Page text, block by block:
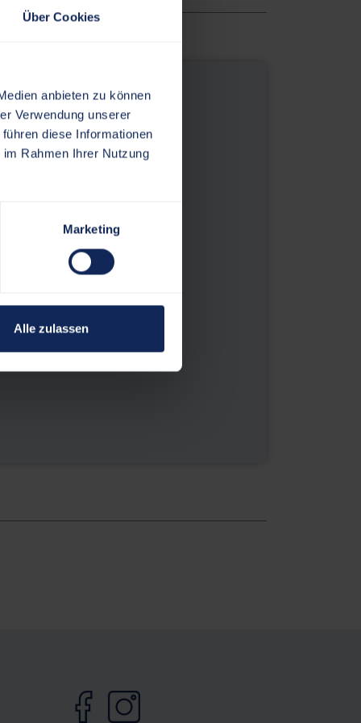
Über Cookies
anbieten zu können
Verwendung unserer
diese Informationen
Rahmen Ihrer Nutzung
Marketing
Alle zulassen
- Außenstelle